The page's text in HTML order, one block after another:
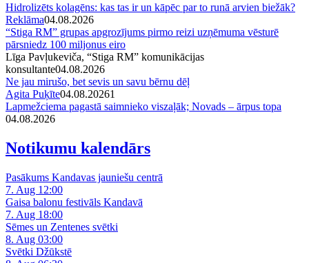
Hidrolizēts kolagēns: kas tas ir un kāpēc par to runā arvien biežāk?
Reklāma04.08.2026
“Stiga RM” grupas apgrozījums pirmo reizi uzņēmuma vēsturē
pārsniedz 100 miljonus eiro
Līga Pavļukeviča, “Stiga RM” komunikācijas
konsultante04.08.2026
Ne jau mirušo, bet sevis un savu bērnu dēļ
Agita Puķīte04.08.20261
Lapmežciema pagastā saimnieko viszaļāk; Novads – ārpus topa
04.08.2026
Notikumu kalendārs
Pasākums Kandavas jauniešu centrā
7. Aug 12:00
Gaisa balonu festivāls Kandavā
7. Aug 18:00
Sēmes un Zentenes svētki
8. Aug 03:00
Svētki Džūkstē